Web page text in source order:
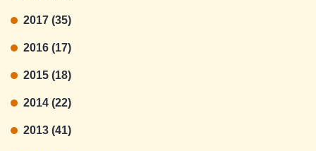
2017 (35)
2016 (17)
2015 (18)
2014 (22)
2013 (41)